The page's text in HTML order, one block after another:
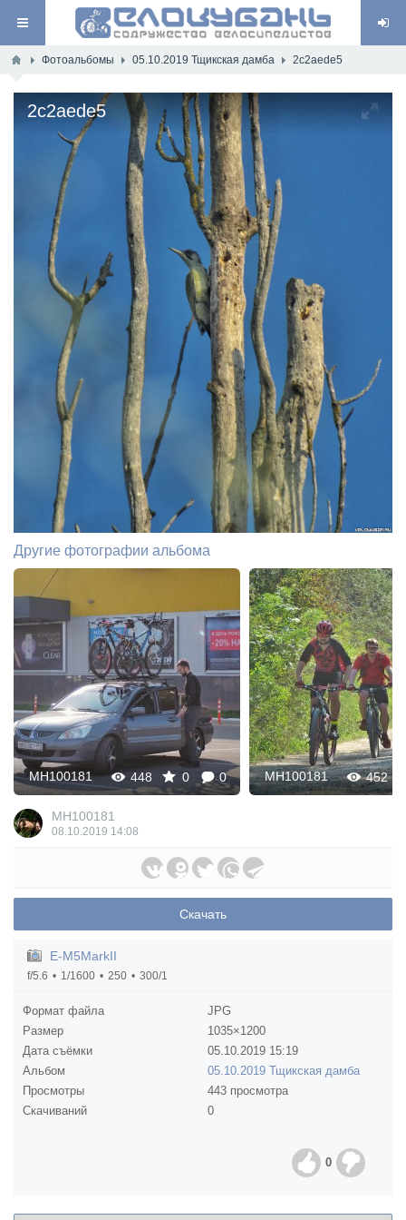
Фотоальбомы 05.10.2019 Тщикская дамба 2c2aede5
2c2aede5
Другие фотографии альбома
448 0 0
MH100181 452
MH100181
MH100181
08.10.2019 14:08
Скачать
E-M5MarkII
f/5.6 1/1600 250 300/1
Формат файла
JPG
Размер
1035×1200
Дата съёмки
05.10.2019 15:19
Альбом
05.10.2019 Тщикская дамба
Просмотры
443 просмотра
Скачиваний
0
0